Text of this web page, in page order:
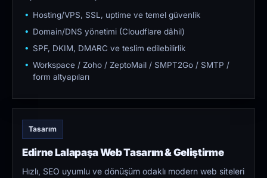
Hosting/VPS, SSL, uptime ve temel güvenlik
Domain/DNS yönetimi (Cloudflare dâhil)
SPF, DKIM, DMARC ve teslim edilebilirlik
Workspace / Zoho / ZeptoMail / SMPT2Go / SMTP /
form altyapıları
Tasarım
Edirne Lalapaşa Web Tasarım & Geliştirme
Hızlı, SEO uyumlu ve dönüşüm odaklı modern web siteleri